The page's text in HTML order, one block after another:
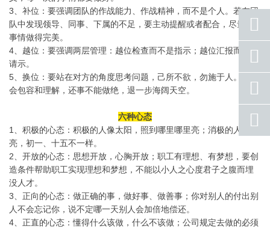
3、补位：要强调团队的作战能力、作战精神，而不是个人。若在团
队中发现领导、同事、下属的不足，要主动提醒或者配合，尽量把
事情做得完美。
4、越位：要强调两层管理：越位检查而不是指示；越位汇报而不是
请示。
5、换位：要站在对方的角度思考问题，己所不欲，勿施于人。要学
会包容和理解，还事不能做绝，退一步海阔天空。
六种心态
1、积极的心态：积极的人像太阳，照到哪里哪里亮；消极的人像月
亮，初一、十五不一样。
2、开放的心态：思想开放，心胸开放；职工有理想、有梦想，要创
造条件帮助职工实现理想和梦想，不能以小人之心度君子之腹而埋
没人才。
3、正向的心态：做正确的事，做好事、做善事；你对别人的付出别
人不会忘记你，说不定哪一天别人会加倍地偿还。
4、正直的心态：懂得什么该做，什么不该做；公司规定去做的必须
座机
号码
手机
号码
qq
联系
顶部